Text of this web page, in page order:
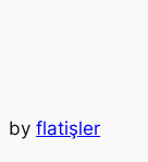
byflatişler